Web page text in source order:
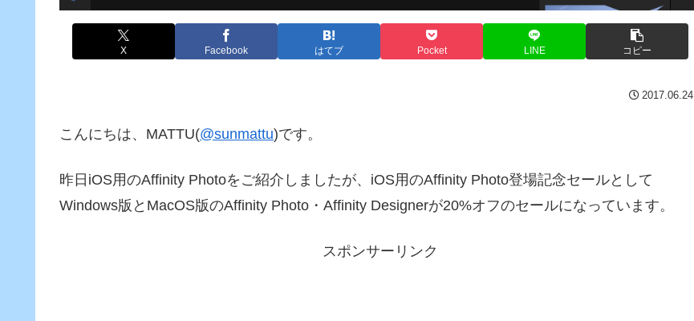
X Facebook はてブ Pocket LINE コピー
2017.06.24
こんにちは、MATTU(@sunmattu)です。
昨日iOS用のAffinity Photoをご紹介しましたが、iOS用のAffinity Photo登場記念セールとして
Windows版とMacOS版のAffinity Photo・Affinity Designerが20%オフのセールになっています。
スポンサーリンク